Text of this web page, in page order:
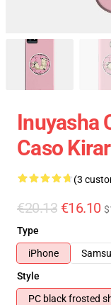
Inuyasha
Caso
(3
€20.13 €16.10
Type
iPhone
Style
PC black frosted